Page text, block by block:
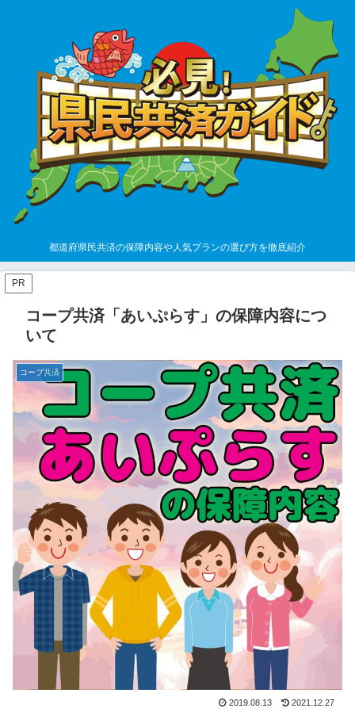
都道府県民共済の保障内容や人気プランの選び方を徹底紹介
PR
コープ共済「あいぷらす」の保障内容につ
いて
コープ共済
2019.08.13 2021.12.27